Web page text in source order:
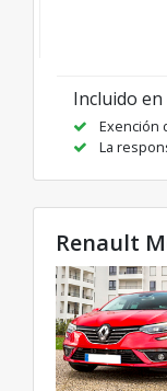
Incluido en
Exención
La
Renault